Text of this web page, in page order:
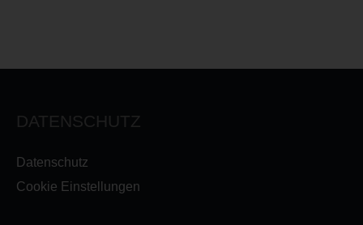
DATENSCHUTZ
Datenschutz
Cookie Einstellungen